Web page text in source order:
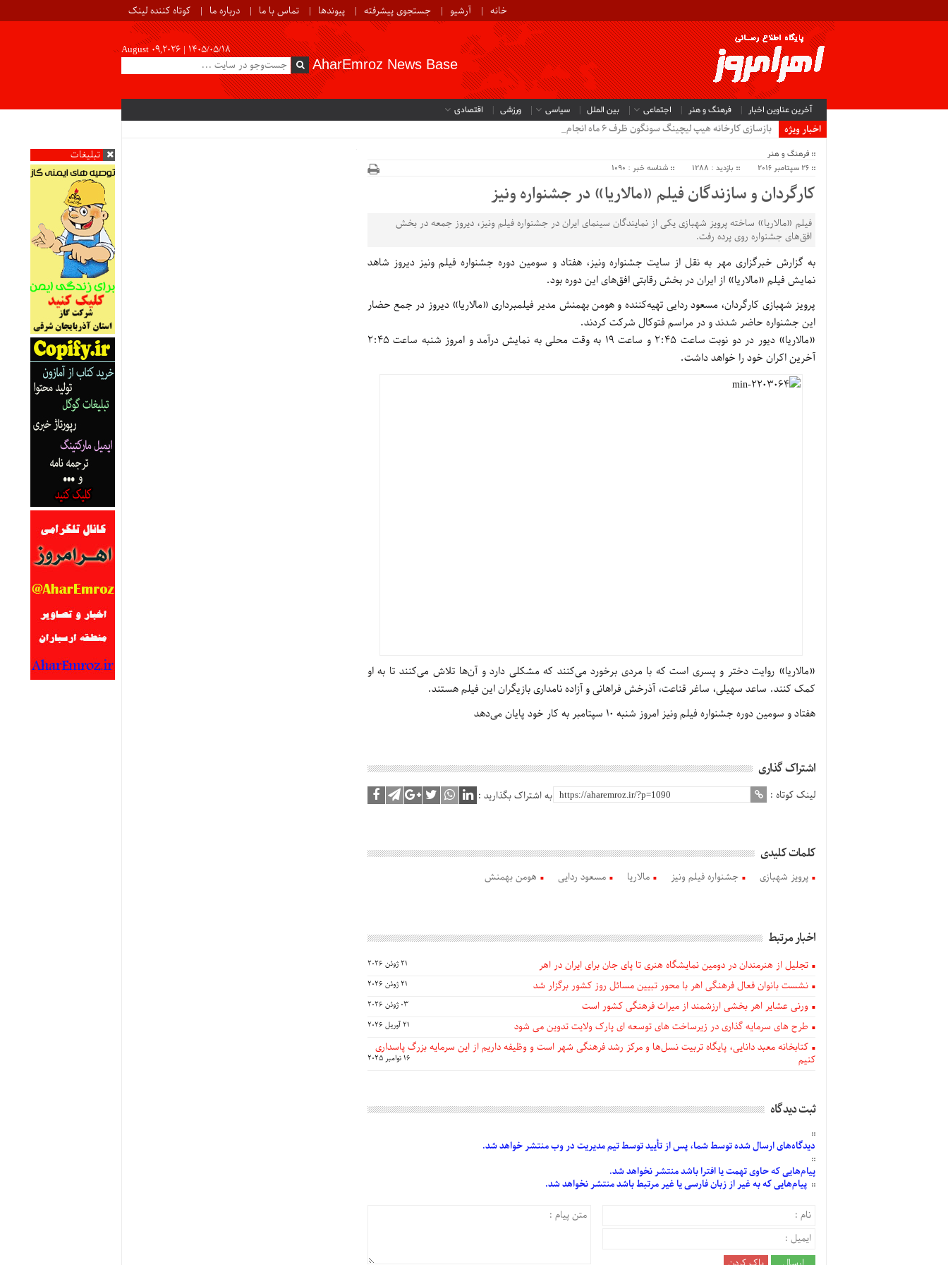
خانه آرشیو جستجوی پیشرفته پیوندها تماس با ما درباره ما کوتاه کننده لینک
August 09,2026 | ۱۴۰۵/۰۵/۱۸
AharEmroz News Base
آخرین عناوین اخبار فرهنگ و هنر اجتماعی بین الملل سیاسی ورزشی اقتصادی
اخبار ویژه
بازسازی کارخانه هیپ لیچینگ سونگون ظرف ۶ ماه انجام می‌شود.
تبلیغات
فرهنگ و هنر
26 سپتامبر 2016
بازدید : 1288 شناسه خبر : 1090
کارگردان و سازندگان فیلم «مالاریا» در جشنواره ونیز
فیلم «مالاریا» ساخته پرویز شهبازی یکی از نمایندگان سینمای ایران در جشنواره فیلم ونیز، دیروز جمعه در بخش
افق‌های جشنواره روی پرده رفت.
به گزارش خبرگزاری مهر به نقل از سایت جشنواره ونیز، هفتاد و سومین دوره جشنواره فیلم ونیز دیروز شاهد
نمایش فیلم «مالاریا» از ایران در بخش رقابتی افق‌های این دوره بود.
پرویز شهبازی کارگردان، مسعود ردایی تهیه‌کننده و هومن بهمنش مدیر فیلمبرداری «مالاریا» دیروز در جمع حضار
این جشنواره حاضر شدند و در مراسم فتوکال شرکت کردند.
«مالاریا» دیور در دو نوبت ساعت ۲:۴۵ و ساعت ۱۹ به وقت محلی به نمایش درآمد و امروز شنبه ساعت ۲:۴۵
آخرین اکران خود را خواهد داشت.
«مالاریا» روایت دختر و پسری است که با مردی برخورد می‌کنند که مشکلی دارد و آن‌ها تلاش می‌کنند تا به او
کمک کنند. ساعد سهیلی، ساغر قناعت، آذرخش فراهانی و آزاده نامداری بازیگران این فیلم هستند.
هفتاد و سومین دوره جشنواره فیلم ونیز امروز شنبه ۱۰ سپتامبر به کار خود پایان می‌دهد
اشتراک گذاری
لینک کوتاه : به اشتراک بگذارید :
کلمات کلیدی
پرویز شهبازی جشنواره فیلم ونیز مالاریا مسعود ردایی هومن بهمنش
اخبار مرتبط
تجلیل از هنرمندان در دومین نمایشگاه هنری تا پای جان برای ایران در اهر 21 ژوئن 2026
نشست بانوان فعال فرهنگی اهر با محور تبیین مسائل روز کشور برگزار شد 21 ژوئن 2026
ورنی عشایر اهر بخشی ارزشمند از میراث فرهنگی کشور است 03 ژوئن 2026
طرح های سرمایه گذاری در زیرساخت های توسعه ای پارک ولایت تدوین می شود 21 آوریل 2026
کتابخانه معبد دانایی، پایگاه تربیت نسل‌ها و مرکز رشد فرهنگی شهر است و وظیفه داریم از این سرمایه بزرگ پاسداری
کنیم
16 نوامبر 2025
ثبت دیدگاه
دیدگاه‌هایارسالشدهتوسط شما، پس از تأییدتوسط تیم مدیریت در وب منتشر خواهد شد.
پیام‌هاییکه حاوی تهمت یا افترا باشد منتشر نخواهد شد.
پیام‌هاییکه به غیر از زبان فارسی یا غیر مرتبط باشد منتشر نخواهد شد.